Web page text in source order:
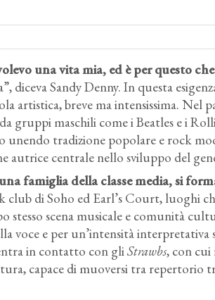
una vita mia, ed è per questo
diceva Sandy Denny. In questa
artistica, breve ma intensissima. Nel
gruppi maschili come i Beatles e i
tradizione popolare e rock
autrice centrale nello sviluppo del
famiglia della classe media, si
club di Soho ed Earl’s Court, luoghi
stesso scena musicale e comunità
voce e per un’intensità
in contatto con gliStrawbs, con cui
capace di muoversi tra repertorio